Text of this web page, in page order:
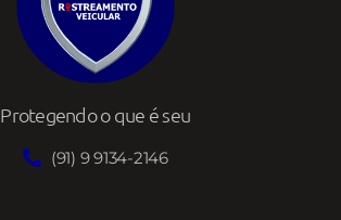
Protegendo o que é seu
(91) 9 9134-2146